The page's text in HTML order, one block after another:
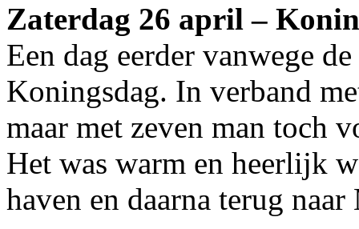
Zaterdag 26 april –
Een dag eerder vanwege
Koningsdag. In verband
maar met zeven man toch
Het was warm en heerlijk
haven en daarna terug